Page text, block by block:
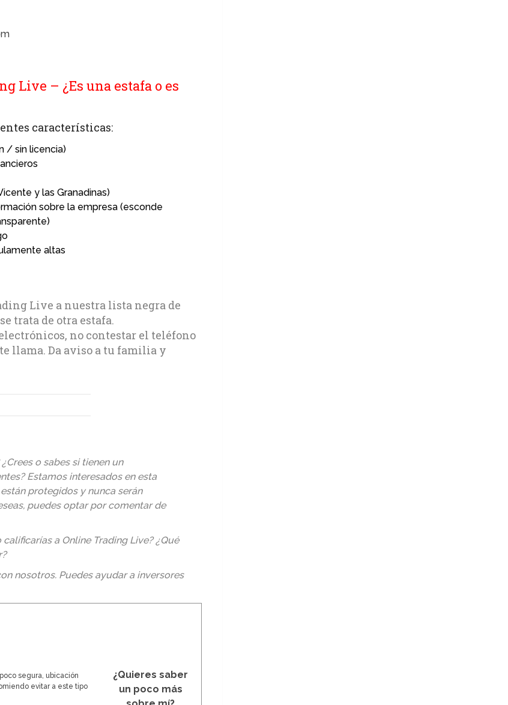
Live – ¿Es una estafa o es
características:
/ sin licencia)
y las Granadinas)
sobre la empresa (esconde
altas
Live a nuestra lista negra de
trata de otra estafa.
no contestar el teléfono
llama. Da aviso a tu familia y
o sabes si tienen un
Estamos interesados en esta
protegidos y nunca serán
puedes optar por comentar de
a Online Trading Live? ¿Qué
nosotros. Puedes ayudar a inversores
segura, ubicación
evitar a este tipo
¿Quieres saber
un poco más